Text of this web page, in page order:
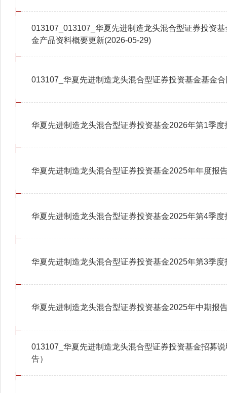
013107_013107_华夏先进制造龙头混合型证券投资
金产品资料概要更新(2026-05-29)
013107_华夏先进制造龙头混合型证券投资基金基金合
华夏先进制造龙头混合型证券投资基金2026年第1季度
华夏先进制造龙头混合型证券投资基金2025年年度报
华夏先进制造龙头混合型证券投资基金2025年第4季度
华夏先进制造龙头混合型证券投资基金2025年第3季度
华夏先进制造龙头混合型证券投资基金2025年中期报
013107_华夏先进制造龙头混合型证券投资基金招募
告）